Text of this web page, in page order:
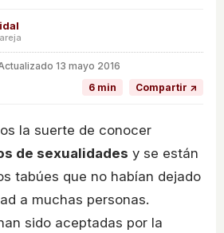
13 mayo 2016
6 min
Compartir ↗
la suerte de conocer
de sexualidades y se están
tabúes que no habían dejado
a muchas personas.
sido aceptadas por la